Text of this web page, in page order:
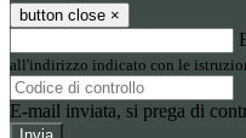
button close ×
all'indirizzo indicato con le
E-mail inviata, si prega di